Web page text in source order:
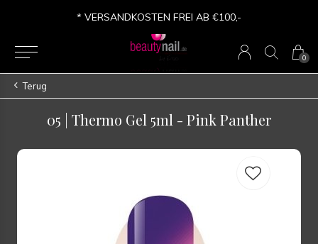
0
* VERSANDKOSTEN FREI AB €100,-
Terug
05 | Thermo Gel 5ml - Pink Panther